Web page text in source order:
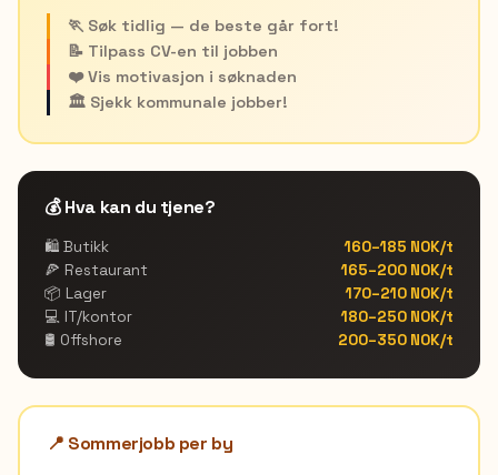
🏃 Søk tidlig — de beste går fort!
📝 Tilpass CV-en til jobben
❤️ Vis motivasjon i søknaden
🏛️ Sjekk kommunale jobber!
💰 Hva kan du tjene?
🛍️ Butikk
160–185 NOK/t
🍕 Restaurant
165–200 NOK/t
📦 Lager
170–210 NOK/t
💻 IT/kontor
180–250 NOK/t
🛢️ Offshore
200–350 NOK/t
📍 Sommerjobb per by